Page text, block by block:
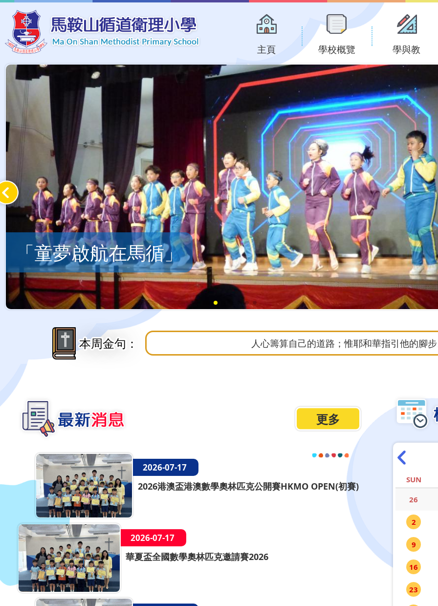
移至主內容
Main
navigation
主頁 學校概覽 學與教
五年級福音營
本周金句： 人心籌算自己的道路；惟耶和華指引他的腳
更多
2026-07-17
2026港澳盃港澳數學奧林匹克公開賽HKMO OPEN(初賽)
2026-07-17
華夏盃全國數學奧林匹克邀請賽2026
SUN
26
2
9
16
23